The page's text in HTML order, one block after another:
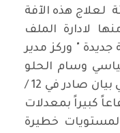
لعلاج هذه الآفة
لادارة الملف
جديدة " وركز مدير
وسام الحلو
باعتباره مهتماً بشؤون البيئة في بيان صادر في 12 /
هناك ارتفاعاً كبيراً بمعدلات
لمستويات خطيرة